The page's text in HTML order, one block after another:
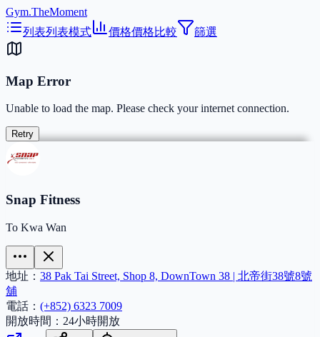
Gym.TheMoment
列表列表模式 價格價格比較 篩選
Map Error
Unable to load the map. Please check your internet connection.
Retry
Snap Fitness
To Kwa Wan
地址： 38 Pak Tai Street, Shop 8, DownTown 38 | 北帝街38號8號
舖
電話： (+852) 6323 7009
開放時間： 24小時開放